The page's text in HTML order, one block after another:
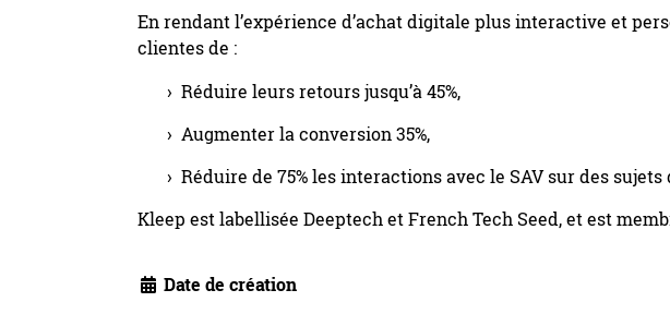
En rendant l’expérience d’achat digitale plus interactive et
clientes de :
Réduire leurs retours jusqu’à 45%,
Augmenter la conversion 35%,
Réduire de 75% les interactions avec le SAV sur des sujets
Kleep est labellisée Deeptech et French Tech Seed, et est
Date de création